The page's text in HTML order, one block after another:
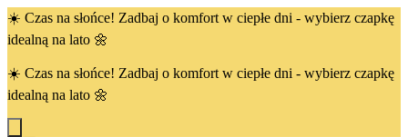
☀️ Czas na słońce! Zadbaj o komfort w ciepłe dni - wybierz czapkę
idealną na lato 🌼
☀️ Czas na słońce! Zadbaj o komfort w ciepłe dni - wybierz czapkę
idealną na lato 🌼